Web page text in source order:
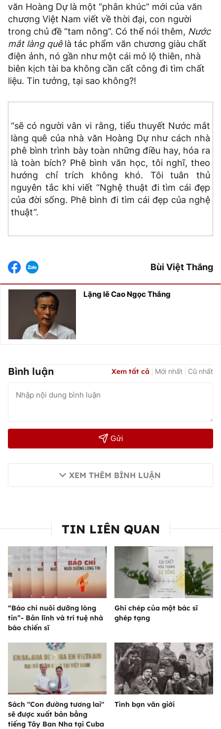
văn Hoàng Dự là một “phân khúc” mới của văn
chương Việt Nam viết về thời đại, con người
trong chủ đề “tam nông”. Có thể nói thêm, Nước
mắt làng quêlà tác phẩm văn chương giàu chất
điện ảnh, nó gần như một cái mỏ lộ thiên, nhà
biên kịch tài ba không cần cất công đi tìm chất
liệu. Tin tưởng, tại sao không?!
“sẽ có người vân vi rằng, tiểu thuyết Nước mắt
làng quê của nhà văn Hoàng Dự như cách nhà
phê bình trình bày toàn những điều hay, hóa ra
là toàn bích? Phê bình văn học, tôi nghĩ, theo
hướng chỉ trích không khó. Tôi tuân thủ
nguyên tắc khi viết “Nghệ thuật đi tìm cái đẹp
của đời sống. Phê bình đi tìm cái đẹp của nghệ
thuật”.
Bùi Việt Thắng
Lặng lẽ Cao Ngọc Thắng
Bình luận Xem tất cả Mới nhất Cũ nhất
Gửi
XEM THÊM BÌNH LUẬN
TIN LIÊN QUAN
“Báo chí nuôi dưỡng lòng
tin”- Bản lĩnh và trí tuệ nhà
báo chiến sĩ
Ghi chép của một bác sĩ
ghép tạng
Sách "Con đường tương lai"
sẽ được xuất bản bằng
tiếng Tây Ban Nha tại Cuba
Tình bạn văn giới